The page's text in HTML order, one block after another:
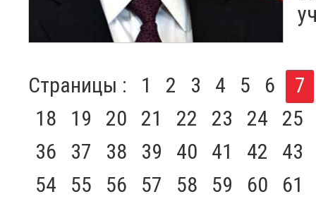
Страницы : 1 2 3 4 5 6
7
18
19 20 21 22 23 24
25
36
37 38 39 40 41 42
43
54
55 56 57 58 59 60
61